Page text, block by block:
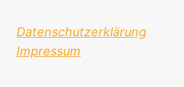
Datenschutzerklärung
Impressum